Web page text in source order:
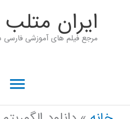
ايران متلب
مرجع فیلم های آموزشی